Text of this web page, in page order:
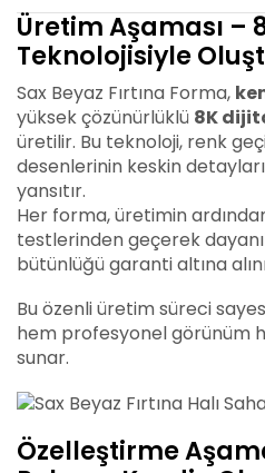
Üretim Aşaması –
Teknolojisiyle
Sax Beyaz Fırtına Forma,
yüksek çözünürlüklü 8K
üretilir. Bu teknoloji, renk
desenlerinin keskin
yansıtır.
Her forma, üretimin
testlerinden geçerek
bütünlüğü garanti altına
Bu özenli üretim süreci
hem profesyonel görünüm
sunar.
Özelleştirme